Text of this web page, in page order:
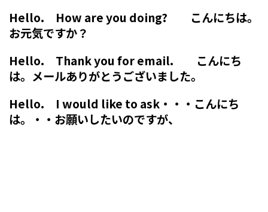
Hello. How are you doing? こんにちは。
お元気ですか？
Hello. Thank you for email. こんにち
は。メールありがとうございました。
Hello. I would like to ask・・・こんにち
は。・・お願いしたいのですが、